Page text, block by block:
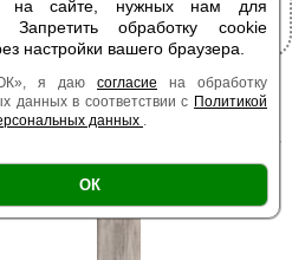
на сайте, нужных нам для
Запретить обработку cookie
настройки вашего браузера.
я даю согласие на обработку
данных в соответствии с Политикой
данных .
ОК
В КОРЗИНУ
| Поверхность |